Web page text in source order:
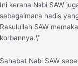
Ini kerana Nabi SAW
sebagaimana hadis
Rasulullah SAW
korbannya.\”
Sahabat Nabi SAW